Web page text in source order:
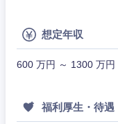
想定年収
600 万円 ～ 1300 万円
福利厚生・待遇